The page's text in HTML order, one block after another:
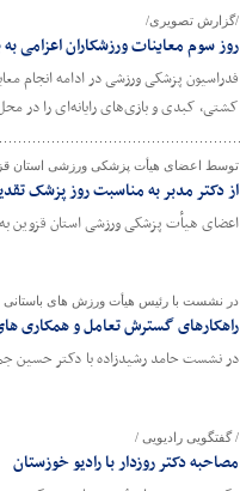
/گزارش تصویری/
روز سوم معاینات ورزشکاران اعزامی
کشتی، کبدی و بازی‌های رایانه‌ای را در
توسط اعضای هیأت پزشکی ورزشی استان
از دکتر مدبر به مناسبت روز پزشک
اعضای هیأت پزشکی ورزشی استان قزوین
در نشست با رئیس هیأت ورزش های باستانی
راهکارهای گسترش تعامل و همکاری
در نشست حامد رشیدزاده با دکتر حسین
/ گفتگویی رادیویی /
مصاحبه دکتر روزدار با رادیو خوزستان